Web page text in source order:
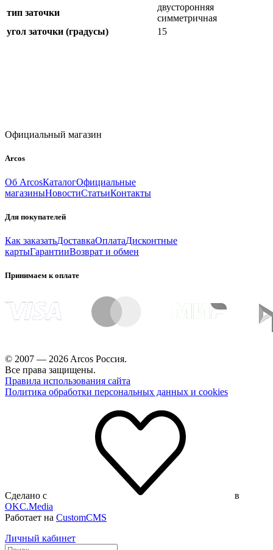
тип заточки
двусторонняя
симметричная
угол заточки (градусы)
15
Официальный магазин
Arcos
Об ArcosКаталогОфициальные
магазиныНовостиСтатьиКонтакты
Для покупателей
Как заказатьДоставкаОплатаДисконтные
картыГарантииВозврат и обмен
Принимаем к оплате
© 2007 — 2026 Arcos Россия.
Все права защищены.
Правила использования сайта
Политика обработки персональных данных и cookies
Сделано с
в
OKC.Media
Работает на CustomCMS
Личный кабинет